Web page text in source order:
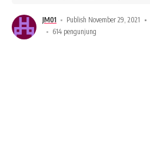
JM01 Publish November 29, 2021
614 pengunjung